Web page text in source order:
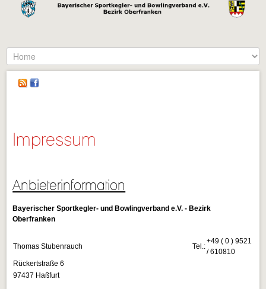
Impressum
Anbieterinformation
Bayerischer Sportkegler- und Bowlingverband e.V. - Bezirk
Oberfranken
Thomas Stubenrauch Tel.:
+49 ( 0 ) 9521
/ 610810
Rückertstraße 6
97437 Haßfurt